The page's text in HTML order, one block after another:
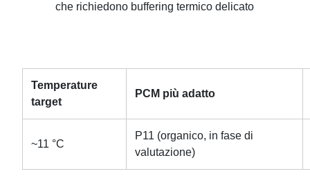
che richiedono buffering termico delicato
Temperature
target
PCM più adatto
~11 °C
P11 (organico, in fase di
valutazione)